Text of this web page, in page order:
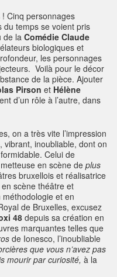
Cinq personnages
du temps se voient pris
de la Comédie Claude
biologiques et
les personnages
Voilà pour le décor
de la pièce. Ajouter
Pirson et Hélène
d’un rôle à l’autre, dans
on a très vite l’impression
inoubliable, dont on
Celui de
en scène deplus
bruxellois et réalisatrice
scène théâtre et
et en
de Bruxelles, excusez
48depuis sa création en
marquantes telles que
de Ionesco, l’inoubliable
que vous n’avez pas
mourir par curiosité, à la